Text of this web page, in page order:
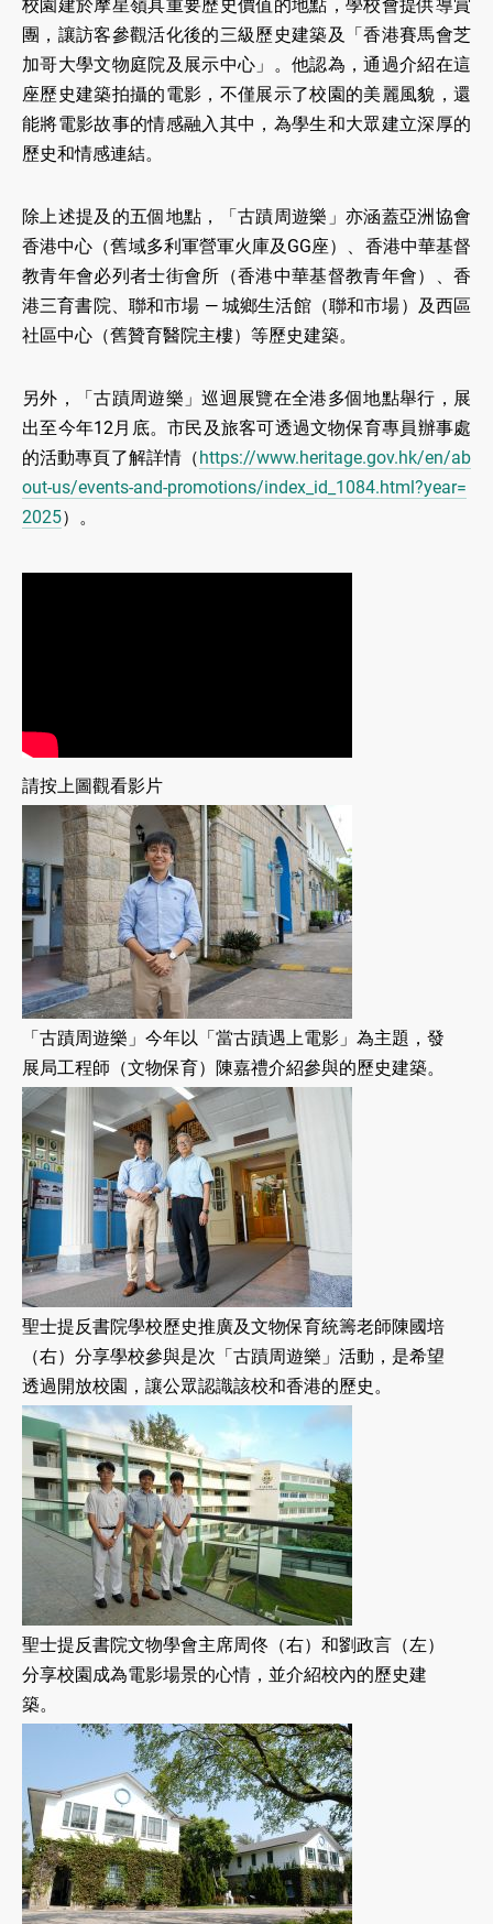
校園建於摩星嶺具重要歷史價值的地點，學校會提供導賞
團，讓訪客參觀活化後的三級歷史建築及「香港賽馬會芝
加哥大學文物庭院及展示中心」。他認為，通過介紹在這
座歷史建築拍攝的電影，不僅展示了校園的美麗風貌，還
能將電影故事的情感融入其中，為學生和大眾建立深厚的
歷史和情感連結。
除上述提及的五個地點，「古蹟周遊樂」亦涵蓋亞洲協會
香港中心（舊域多利軍營軍火庫及GG座）、香港中華基督
教青年會必列者士街會所（香港中華基督教青年會）、香
港三育書院、聯和市場 — 城鄉生活館（聯和市場）及西區
社區中心（舊贊育醫院主樓）等歷史建築。
另外，「古蹟周遊樂」巡迴展覽在全港多個地點舉行，展
出至今年12月底。市民及旅客可透過文物保育專員辦事處
的活動專頁了解詳情（https://www.heritage.gov.hk/en/ab
out-us/events-and-promotions/index_id_1084.html?year=
2025）。
請按上圖觀看影片
「古蹟周遊樂」今年以「當古蹟遇上電影」為主題，發
展局工程師（文物保育）陳嘉禮介紹參與的歷史建築。
聖士提反書院學校歷史推廣及文物保育統籌老師陳國培
（右）分享學校參與是次「古蹟周遊樂」活動，是希望
透過開放校園，讓公眾認識該校和香港的歷史。
聖士提反書院文物學會主席周佟（右）和劉政言（左）
分享校園成為電影場景的心情，並介紹校內的歷史建
築。